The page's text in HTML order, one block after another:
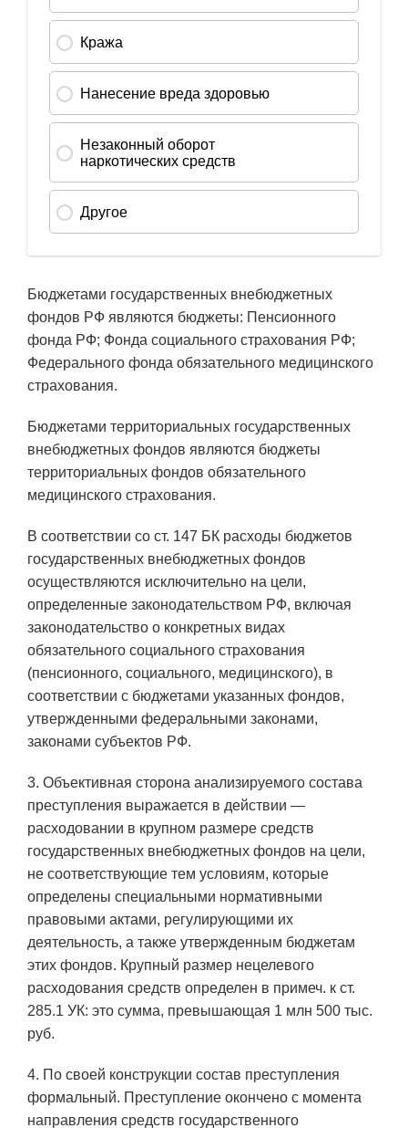
Бюджетами государственных внебюджетных
фондов РФ являются бюджеты: Пенсионного
фонда РФ; Фонда социального страхования РФ;
Федерального фонда обязательного медицинского
страхования.
Бюджетами территориальных государственных
внебюджетных фондов являются бюджеты
территориальных фондов обязательного
медицинского страхования.
В соответствии со ст. 147 БК расходы бюджетов
государственных внебюджетных фондов
осуществляются исключительно на цели,
определенные законодательством РФ, включая
законодательство о конкретных видах
обязательного социального страхования
(пенсионного, социального, медицинского), в
соответствии с бюджетами указанных фондов,
утвержденными федеральными законами,
законами субъектов РФ.
3. Объективная сторона анализируемого состава
преступления выражается в действии —
расходовании в крупном размере средств
государственных внебюджетных фондов на цели,
не соответствующие тем условиям, которые
определены специальными нормативными
правовыми актами, регулирующими их
деятельность, а также утвержденным бюджетам
этих фондов. Крупный размер нецелевого
расходования средств определен в примеч. к ст.
285.1 УК: это сумма, превышающая 1 млн 500 тыс.
руб.
4. По своей конструкции состав преступления
формальный. Преступление окончено с момента
направления средств государственного